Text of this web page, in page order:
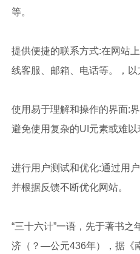
等。
提供便捷的联系方式:在网站
线客服、邮箱、电话等。，以
使用易于理解和操作的界面:
避免使用复杂的UI元素或难以
进行用户测试和优化:通过用
并根据反馈不断优化网站。
“三十六计”一语，先于著书
济（？—公元436年），据《